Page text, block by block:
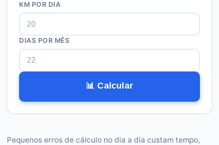
KM POR DIA
DIAS POR MÊS
📊 Calcular
Pequenos erros de cálculo no dia a dia custam tempo,